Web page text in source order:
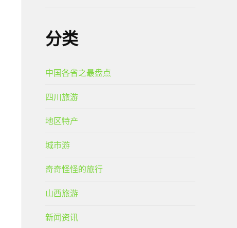
分类
中国各省之最盘点
四川旅游
地区特产
城市游
奇奇怪怪的旅行
山西旅游
新闻资讯